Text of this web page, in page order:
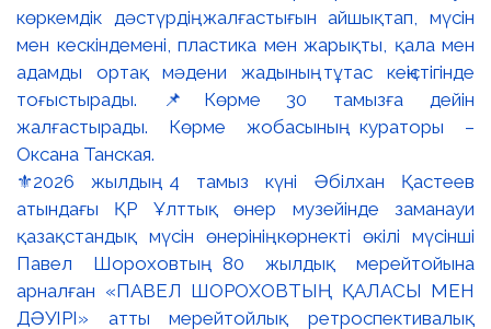
⚜️2026 жылдың 4 тамыз күні Әбілхан Қастеев
атындағы ҚР Ұлттық өнер музейінде заманауи
қазақстандық мүсін өнерінің көрнекті өкілі мүсінші
Павел Шороховтың 80 жылдық мерейтойына
арналған «ПАВЕЛ ШОРОХОВТЫҢ ҚАЛАСЫ МЕН
ДӘУІРІ» атты мерейтойлық ретроспективалық